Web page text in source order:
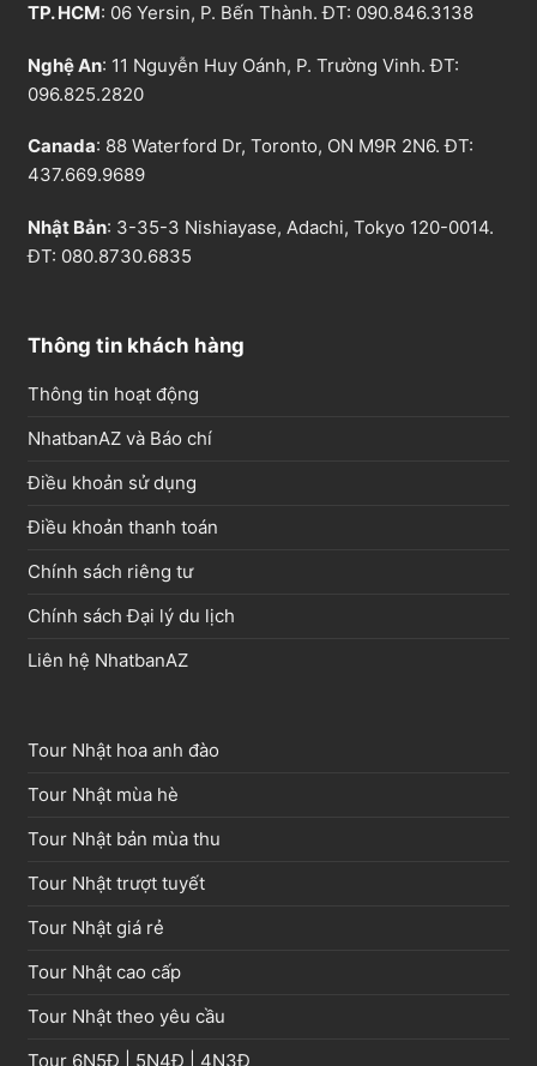
TP. HCM: 06 Yersin, P. Bến Thành. ĐT: 090.846.3138
Nghệ An: 11 Nguyễn Huy Oánh, P. Trường Vinh. ĐT:
096.825.2820
Canada: 88 Waterford Dr, Toronto, ON M9R 2N6. ĐT:
437.669.9689
Nhật Bản: 3-35-3 Nishiayase, Adachi, Tokyo 120-0014.
ĐT: 080.8730.6835
Thông tin khách hàng
Thông tin hoạt động
NhatbanAZ và Báo chí
Điều khoản sử dụng
Điều khoản thanh toán
Chính sách riêng tư
Chính sách Đại lý du lịch
Liên hệ NhatbanAZ
Tour Nhật hoa anh đào
Tour Nhật mùa hè
Tour Nhật bản mùa thu
Tour Nhật trượt tuyết
Tour Nhật giá rẻ
Tour Nhật cao cấp
Tour Nhật theo yêu cầu
Tour 6N5Đ 5N4Đ 4N3Đ